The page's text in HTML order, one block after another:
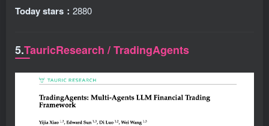
Today stars： 2880
5.TauricResearch / TradingAgents